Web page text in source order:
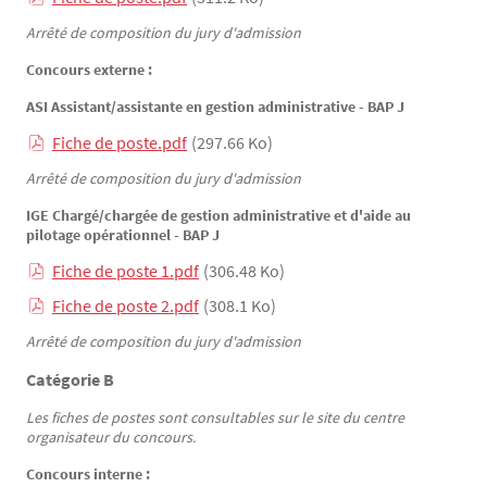
Arrêté de composition du jury d'admission
Concours externe :
ASI Assistant/assistante en gestion administrative - BAP J
Fiche de poste.pdf (297.66 Ko)
Arrêté de composition du jury d'admission
IGE Chargé/chargée de gestion administrative et d'aide au
pilotage opérationnel - BAP J
Fiche de poste 1.pdf (306.48 Ko)
Fiche de poste 2.pdf (308.1 Ko)
Arrêté de composition du jury d'admission
Catégorie B
Les fiches de postes sont consultables sur le site du centre
organisateur du concours.
Concours interne :